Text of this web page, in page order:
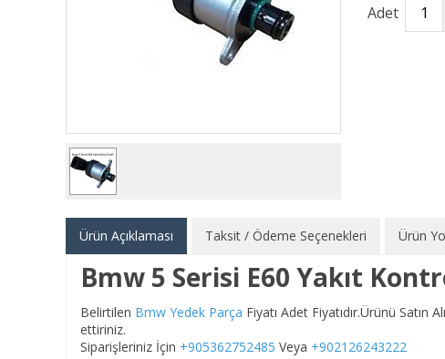
Adet
Ürün Açıklaması Taksit / Ödeme Seçenekleri Ürün
Bmw 5 Serisi E60 Yakıt
Belirtilen Bmw Yedek Parça Fiyatı Adet Fiyatıdır.Ürünü
ettiriniz.
Siparişleriniz İçin +905362752485 Veya +902126243222